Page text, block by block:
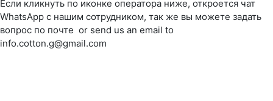
Если кликнуть по иконке оператора ниже, откроется чат
WhatsApp с нашим сотрудником, так же вы можете задать
вопрос по почте or send us an email to
info.cotton.g@gmail.com